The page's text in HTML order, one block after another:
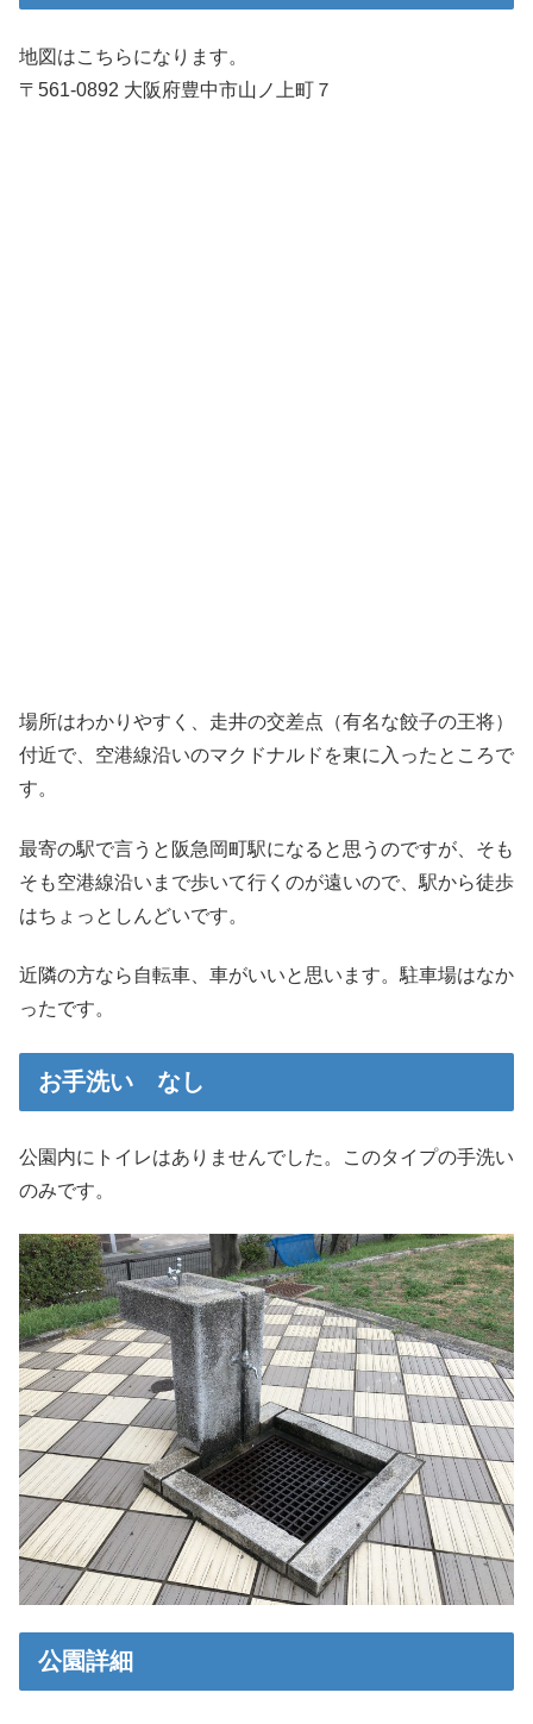
地図はこちらになります。
〒561-0892 大阪府豊中市山ノ上町７
場所はわかりやすく、走井の交差点（有名な餃子の王将）
付近で、空港線沿いのマクドナルドを東に入ったところで
す。
最寄の駅で言うと阪急岡町駅になると思うのですが、そも
そも空港線沿いまで歩いて行くのが遠いので、駅から徒歩
はちょっとしんどいです。
近隣の方なら自転車、車がいいと思います。駐車場はなか
ったです。
お手洗い なし
公園内にトイレはありませんでした。このタイプの手洗い
のみです。
公園詳細